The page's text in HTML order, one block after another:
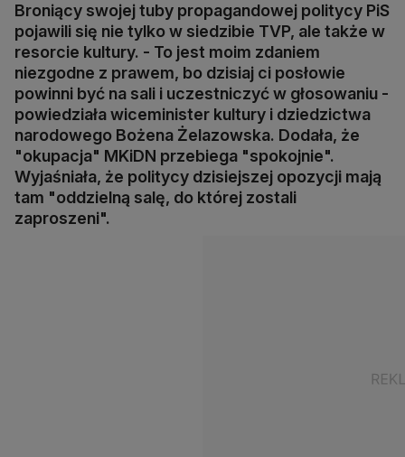
Broniący swojej tuby propagandowej politycy PiS
pojawili się nie tylko w siedzibie TVP, ale także w
resorcie kultury. - To jest moim zdaniem
niezgodne z prawem, bo dzisiaj ci posłowie
powinni być na sali i uczestniczyć w głosowaniu -
powiedziała wiceminister kultury i dziedzictwa
narodowego Bożena Żelazowska. Dodała, że
"okupacja" MKiDN przebiega "spokojnie".
Wyjaśniała, że politycy dzisiejszej opozycji mają
tam "oddzielną salę, do której zostali
zaproszeni".